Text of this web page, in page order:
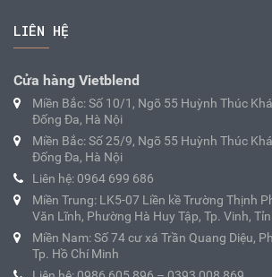
LIÊN HỆ
Cửa hàng Vietblend
Miền Bắc: Số 10/1, Ngõ 55 Huỳnh Thúc
Đống Đa, Hà Nội
Miền Bắc: Số 25/9, Ngõ 55 Huỳnh Thúc
Đống Đa, Hà Nội
Liên hệ: 0964 699 686
Miền Trung: LK5-07 Liền kề Trường Thịnh
Văn Lĩnh, Phường Hà Huy Tập, Tp. Vinh,
Miền Nam: Số 74 cư xá Trần Quang Diệu,
Tp. Hồ Chí Minh